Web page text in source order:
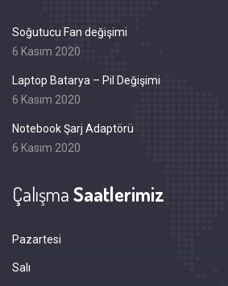
Soğutucu Fan değişimi
6 Kasım 2020
Laptop Batarya – Pil Değişimi
6 Kasım 2020
Notebook Şarj Adaptörü
6 Kasım 2020
ÇalışmaSaatlerimiz
Pazartesi
Salı